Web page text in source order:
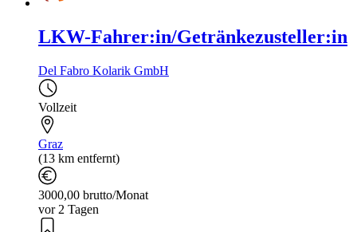
LKW-Fahrer:in/Getränkezusteller:in
Del Fabro Kolarik GmbH
Vollzeit
Graz
(13 km entfernt)
3000,00 brutto/Monat
vor 2 Tagen